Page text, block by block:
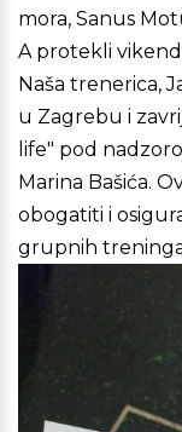
mora, Sanus
A protekli
Naša trenerica,
u Zagrebu i
life" pod
Marina Bašića.
obogatiti i
grupnih